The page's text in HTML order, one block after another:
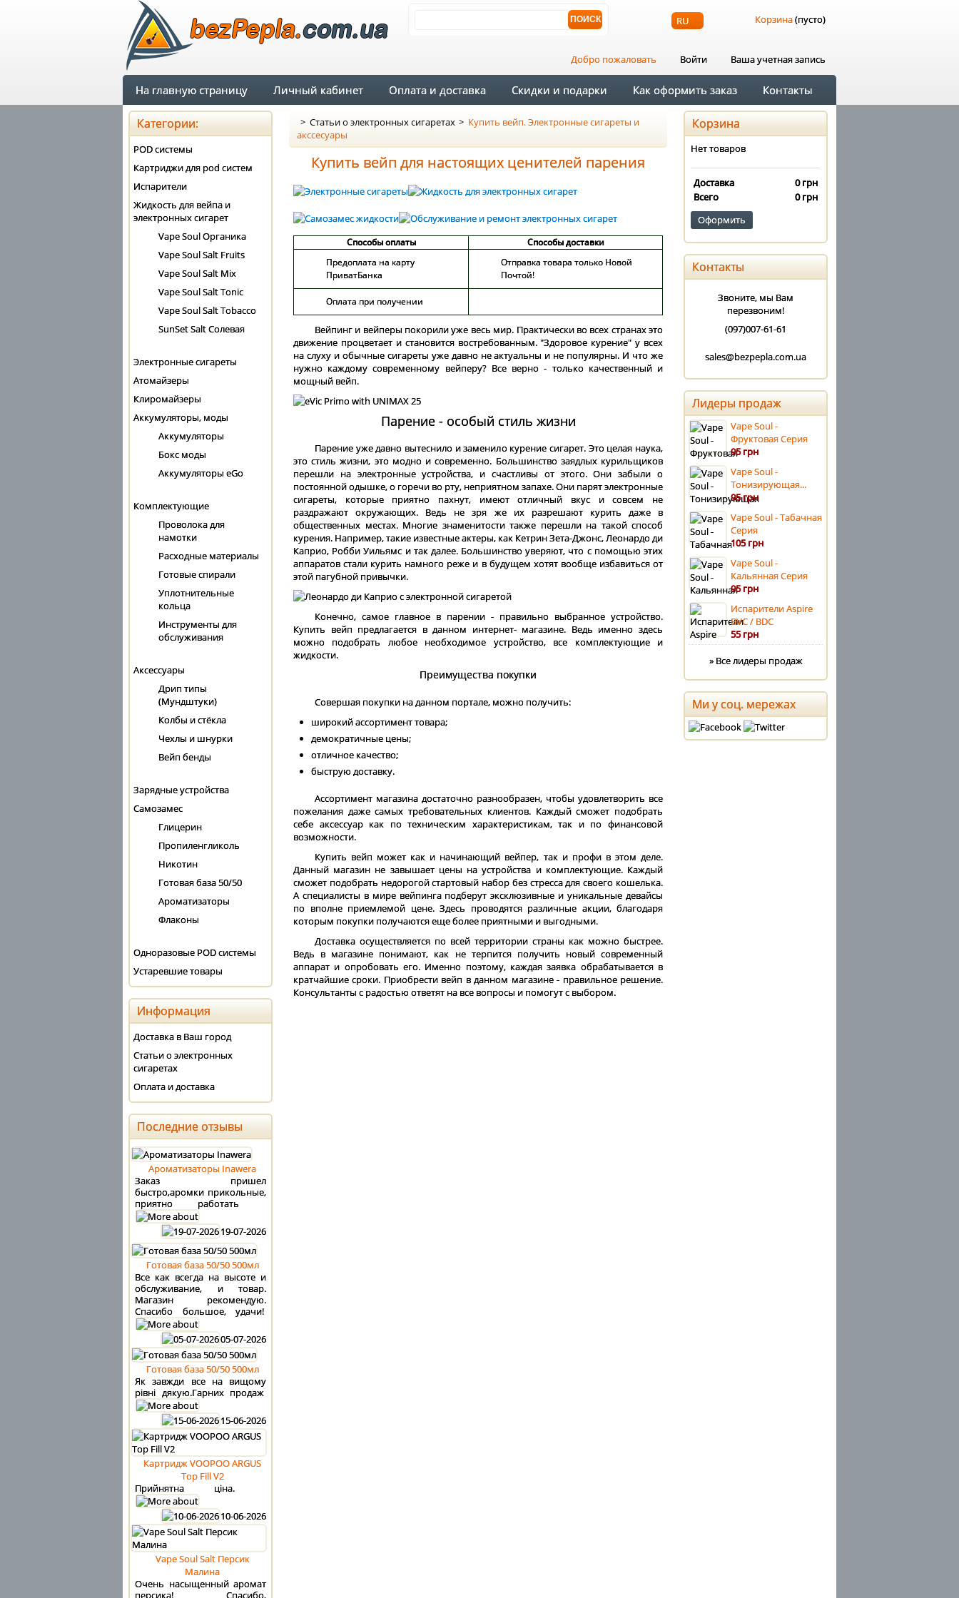
RU Корзина(пусто)
Добро пожаловать Войти Ваша учетная запись
На главную страницу Личный кабинет Оплата и доставка Скидки и подарки Как оформить заказ Контакты
> Статьи о электронных сигаретах > Купить вейп. Электронные сигареты и
акссесуары
Купить вейп для настоящих ценителей парения
Способы оплаты
Способы доставки
Предоплата на карту
ПриватБанка
Отправка товара только Новой
Почтой!
Оплата при получении
Вейпинг и вейперы покорили уже весь мир. Практически во всех странах это
движение процветает и становится востребованным. "Здоровое курение" у всех
на слуху и обычные сигареты уже давно не актуальны и не популярны. И что же
нужно каждому современному вейперу? Все верно - только качественный и
мощный вейп.
Парение - особый стиль жизни
Парение уже давно вытеснило и заменило курение сигарет. Это целая наука,
это стиль жизни, это модно и современно. Большинство заядлых курильщиков
перешли на электронные устройства, и счастливы от этого. Они забыли о
постоянной одышке, о горечи во рту, неприятном запахе. Они парят электронные
сигареты, которые приятно пахнут, имеют отличный вкус и совсем не
раздражают окружающих. Ведь не зря же их разрешают курить даже в
общественных местах. Многие знаменитости также перешли на такой способ
курения. Например, такие известные актеры, как Кетрин Зета-Джонс, Леонардо ди
Каприо, Робби Уильямс и так далее. Большинство уверяют, что с помощью этих
аппаратов стали курить намного реже и в будущем хотят вообще избавиться от
этой пагубной привычки.
Конечно, самое главное в парении - правильно выбранное устройство.
Купить вейп предлагается в данном интернет- магазине. Ведь именно здесь
можно подобрать любое необходимое устройство, все комплектующие и
жидкости.
Преимущества покупки
Совершая покупки на данном портале, можно получить:
широкий ассортимент товара;
демократичные цены;
отличное качество;
быструю доставку.
Ассортимент магазина достаточно разнообразен, чтобы удовлетворить все
пожелания даже самых требовательных клиентов. Каждый сможет подобрать
себе аксессуар как по техническим характеристикам, так и по финансовой
возможности.
Купить вейп может как и начинающий вейпер, так и профи в этом деле.
Данный магазин не завышает цены на устройства и комплектующие. Каждый
сможет подобрать недорогой стартовый набор без стресса для своего кошелька.
А специалисты в мире вейпинга подберут эксклюзивные и уникальные девайсы
по вполне приемлемой цене. Здесь проводятся различные акции, благодаря
которым покупки получаются еще более приятными и выгодными.
Доставка осуществляется по всей территории страны как можно быстрее.
Ведь в магазине понимают, как не терпится получить новый современный
аппарат и опробовать его. Именно поэтому, каждая заявка обрабатывается в
кратчайшие сроки. Приобрести вейп в данном магазине - правильное решение.
Консультанты с радостью ответят на все вопросы и помогут с выбором.
Категории:
POD системы
Картриджи для pod систем
Испарители
Жидкость для вейпа и
электронных сигарет
Vape Soul Органика
Vape Soul Salt Fruits
Vape Soul Salt Mix
Vape Soul Salt Tonic
Vape Soul Salt Tobacco
SunSet Salt Солевая
Электронные сигареты
Атомайзеры
Клиромайзеры
Аккумуляторы, моды
Аккумуляторы
Бокс моды
Аккумуляторы eGo
Комплектующие
Проволока для
намотки
Расходные материалы
Готовые спирали
Уплотнительные
кольца
Инструменты для
обслуживания
Аксессуары
Дрип типы
(Мундштуки)
Колбы и стёкла
Чехлы и шнурки
Вейп бенды
Зарядные устройства
Самозамес
Глицерин
Пропиленгликоль
Никотин
Готовая база 50/50
Ароматизаторы
Флаконы
Одноразовые POD системы
Устаревшие товары
Информация
Доставка в Ваш город
Статьи о электронных
сигаретах
Оплата и доставка
Последние отзывы
Ароматизаторы Inawera
Заказ пришел
быстро,аромки прикольные,
приятно работать
19-07-2026
Готовая база 50/50 500мл
Все как всегда на высоте и
обслуживание, и товар.
Магазин рекомендую.
Спасибо большое, удачи!
05-07-2026
Готовая база 50/50 500мл
Як завжди все на вищому
рівні дякую.Гарних продаж
15-06-2026
Картридж VOOPOO ARGUS
Top Fill V2
Прийнятна ціна.
10-06-2026
Vape Soul Salt Персик
Малина
Очень насыщенный аромат
персика! Спасибо,
Корзина
Нет товаров
0 грн
Доставка
0 грн
Всего
Оформить
Контакты
Звоните, мы Вам
перезвоним!
(097)007-61-61
sales@bezpepla.com.ua
Лидеры продаж
Vape Soul -
Фруктовая Серия
95 грн
Vape Soul -
Тонизирующая...
95 грн
Vape Soul - Табачная
Серия
105 грн
Vape Soul -
Кальянная Серия
95 грн
Испарители Aspire
BVC / BDC
55 грн
» Все лидеры продаж
Ми у соц. мережах